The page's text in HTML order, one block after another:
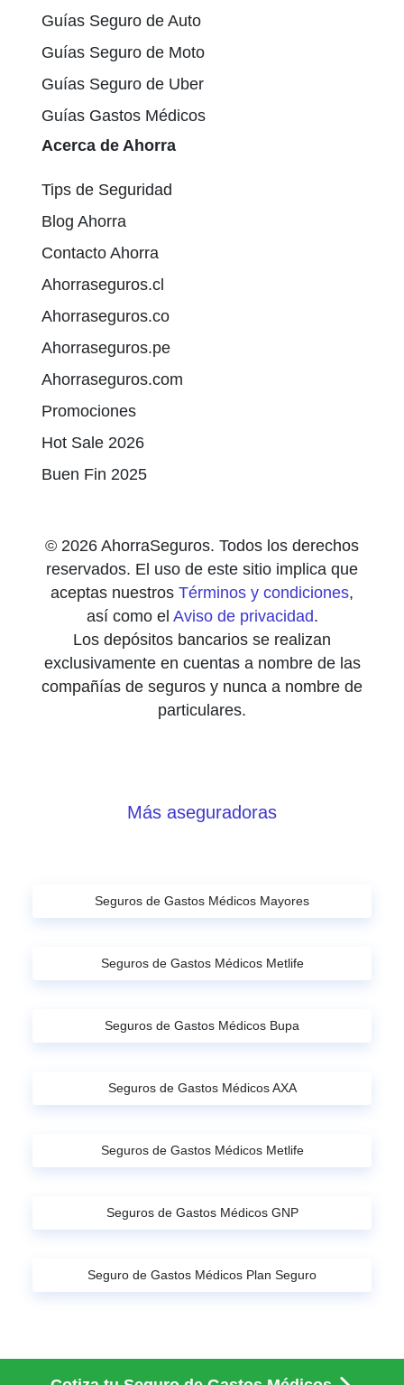
Guías Seguro de Auto
Guías Seguro de Moto
Guías Seguro de Uber
Guías Gastos Médicos
Acerca de Ahorra
Tips de Seguridad
Blog Ahorra
Contacto Ahorra
Ahorraseguros.cl
Ahorraseguros.co
Ahorraseguros.pe
Ahorraseguros.com
Promociones
Hot Sale 2026
Buen Fin 2025
© 2026 AhorraSeguros. Todos los derechos
reservados. El uso de este sitio implica que
aceptas nuestros Términos y condiciones,
así como el Aviso de privacidad.
Los depósitos bancarios se realizan
exclusivamente en cuentas a nombre de las
compañías de seguros y nunca a nombre de
particulares.
Más aseguradoras
Seguros de Gastos Médicos Mayores
Seguros de Gastos Médicos Metlife
Seguros de Gastos Médicos Bupa
Seguros de Gastos Médicos AXA
Seguros de Gastos Médicos Metlife
Seguros de Gastos Médicos GNP
Seguro de Gastos Médicos Plan Seguro